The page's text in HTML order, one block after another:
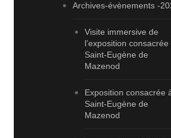
Archives-évènements -
Visite immersive de
l’exposition consacrée
Saint-Eugène de
Mazenod
Exposition consacrée
Saint-Eugène de
Mazenod